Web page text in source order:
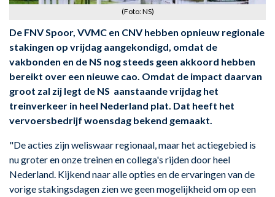
(Foto: NS)
De FNV Spoor, VVMC en CNV hebben opnieuw regionale
stakingen op vrijdag aangekondigd, omdat de
vakbonden en de NS nog steeds geen akkoord hebben
bereikt over een nieuwe cao. Omdat de impact daarvan
groot zal zij legt de NS aanstaande vrijdag het
treinverkeer in heel Nederland plat. Dat heeft het
vervoersbedrijf woensdag bekend gemaakt.
"De acties zijn weliswaar regionaal, maar het actiegebied is
nu groter en onze treinen en collega's rijden door heel
Nederland. Kijkend naar alle opties en de ervaringen van de
vorige stakingsdagen zien we geen mogelijkheid om op een